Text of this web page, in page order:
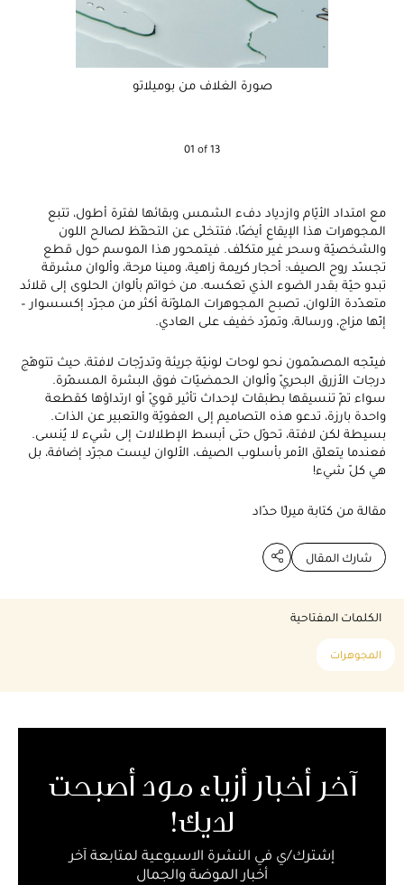
صورة الغلاف من بوميلاتو
01 of 13
مع امتداد الأيّام وازدياد دفء الشمس وبقائها لفترة أطول، تتبع
المجوهرات هذا الإيقاع أيضًا، فتتخلّى عن التحفّظ لصالح اللون
والشخصيّة وسحر غير متكلّف. فيتمحور هذا الموسم حول قطع
تجسّد روح الصيف: أحجار كريمة زاهية، ومينا مرحة، وألوان مشرقة
تبدو حيّة بقدر الضوء الذي تعكسه. من خواتم بألوان الحلوى إلى قلائد
متعدّدة الألوان، تصبح المجوهرات الملوّنة أكثر من مجرّد إكسسوار –
إنّها مزاج، ورسالة، وتمرّد خفيف على العادي.
فيتّجه المصمّمون نحو لوحات لونيّة جريئة وتدرّجات لافتة، حيث تتوهّج
درجات الأزرق البحريّ وألوان الحمضيّات فوق البشرة المسمّرة.
سواء تمّ تنسيقها بطبقات لإحداث تأثير قويّ أو ارتداؤها كقطعة
واحدة بارزة، تدعو هذه التصاميم إلى العفويّة والتعبير عن الذات.
بسيطة لكن لافتة، تحوّل حتى أبسط الإطلالات إلى شيء لا يُنسى.
فعندما يتعلّق الأمر بأسلوب الصيف، الألوان ليست مجرّد إضافة، بل
هي كلّ شيء!
مقالة من كتابة ميرلّا حدّاد
شارك المقال
الكلمات المفتاحية
المجوهرات
آخر أخبار أزياء مود أصبحت
لديك!
إشترك/ي في النشرة الاسبوعية لمتابعة آخر
أخبار الموضة والجمال